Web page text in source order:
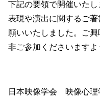
下記の要領で開催いた
表現や演出に関するご
願いいたしました。ご
非ご参加くださいますよ
日本映像学会 映像心理